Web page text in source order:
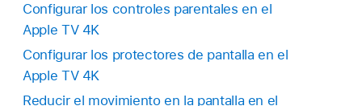
Configurar los controles parentales en el
Apple TV 4K
Configurar los protectores de pantalla en el
Apple TV 4K
Reducir el movimiento en la pantalla en el